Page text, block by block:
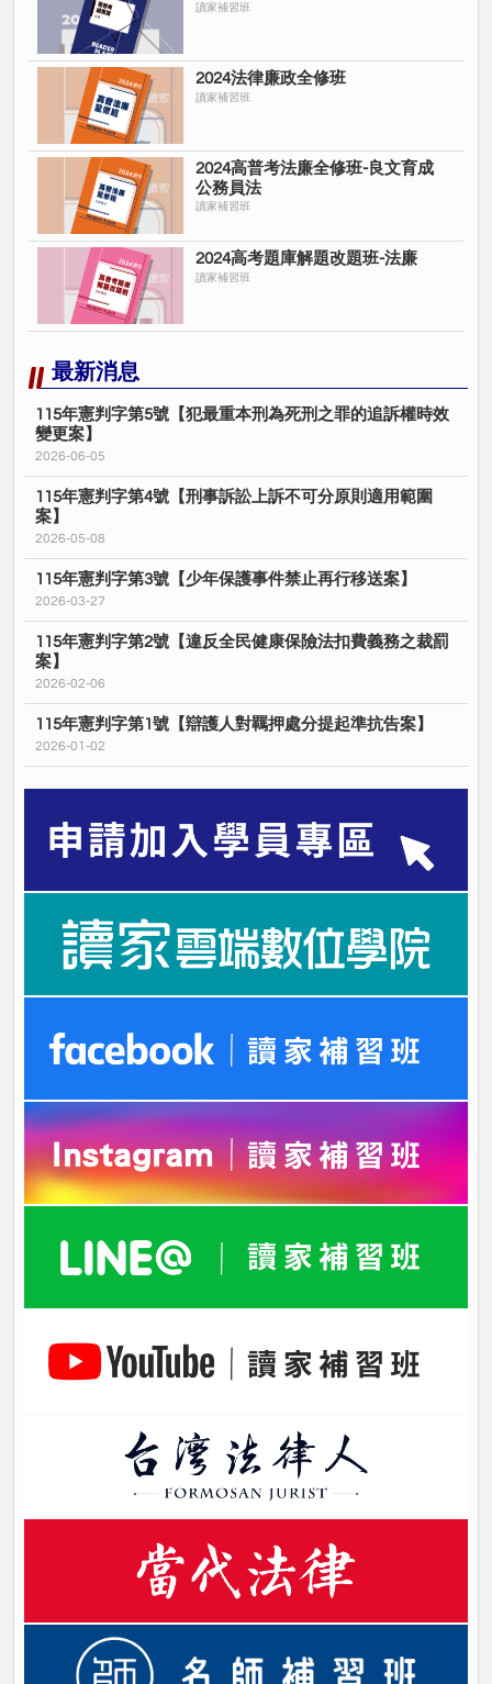
讀家補習班
2024法律廉政全修班
讀家補習班
2024高普考法廉全修班-良文育成
公務員法
讀家補習班
2024高考題庫解題改題班-法廉
讀家補習班
最新消息
115年憲判字第5號【犯最重本刑為死刑之罪的追訴權時效
變更案】
2026-06-05
115年憲判字第4號【刑事訴訟上訴不可分原則適用範圍
案】
2026-05-08
115年憲判字第3號【少年保護事件禁止再行移送案】
2026-03-27
115年憲判字第2號【違反全民健康保險法扣費義務之裁罰
案】
2026-02-06
115年憲判字第1號【辯護人對羈押處分提起準抗告案】
2026-01-02